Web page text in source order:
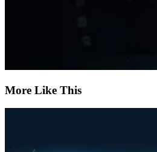
More Like This